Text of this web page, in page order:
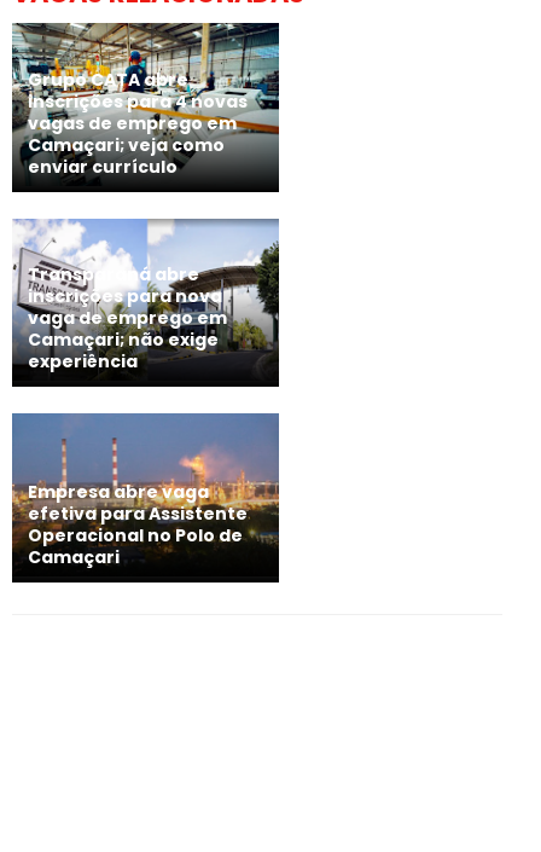
Grupo CATA abre
inscrições para 4 novas
vagas de emprego em
Camaçari; veja como
enviar currículo
Transparaná abre
inscrições para nova
vaga de emprego em
Camaçari; não exige
experiência
Empresa abre vaga
efetiva para Assistente
Operacional no Polo de
Camaçari